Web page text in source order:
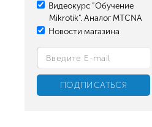
Видеокурс "Обучение
Mikrotik". Аналог MTCNA
Новости магазина